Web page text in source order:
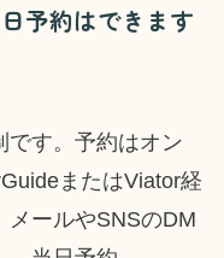
予約はできます
です。予約はオン
またはViator経
メールやSNSのDM